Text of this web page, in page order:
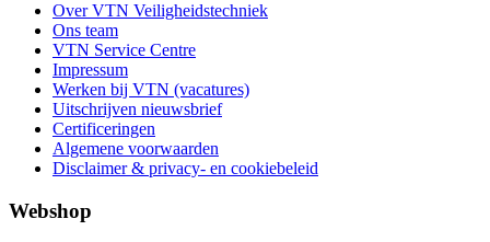
Over VTN Veiligheidstechniek
Ons team
VTN Service Centre
Impressum
Werken bij VTN (vacatures)
Uitschrijven nieuwsbrief
Certificeringen
Algemene voorwaarden
Disclaimer & privacy- en cookiebeleid
Webshop